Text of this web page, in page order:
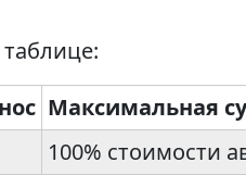
Максимальная
100% стоимости